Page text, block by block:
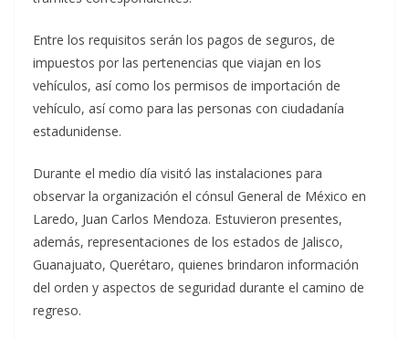
Entre los requisitos serán los pagos de seguros, de
impuestos por las pertenencias que viajan en los
vehículos, así como los permisos de importación de
vehículo, así como para las personas con ciudadanía
estadunidense.
Durante el medio día visitó las instalaciones para
observar la organización el cónsul General de México en
Laredo, Juan Carlos Mendoza. Estuvieron presentes,
además, representaciones de los estados de Jalisco,
Guanajuato, Querétaro, quienes brindaron información
del orden y aspectos de seguridad durante el camino de
regreso.